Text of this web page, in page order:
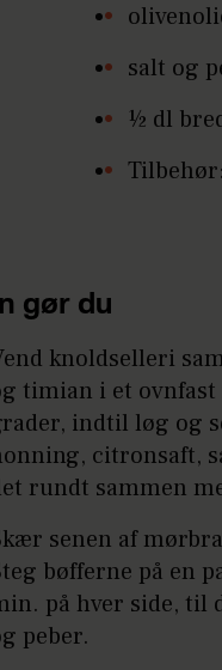
salt og
½ dl
gør du
knoldselleri
timian i et ovnfast
indtil løg og
citronsaft,
rundt sammen
senen af
bøfferne på en
på hver side, til
peber.